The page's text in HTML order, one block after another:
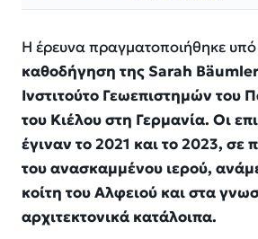
Η έρευνα πραγματοποιήθηκε υπό
καθοδήγηση της Sarah
Ινστιτούτο Γεωεπιστημών του
του Κιέλου στη Γερμανία. Οι
έγιναν το 2021 και το 2023, σε
του ανασκαμμένου ιερού,
κοίτη του Αλφειού και στα
αρχιτεκτονικά κατάλοιπα.